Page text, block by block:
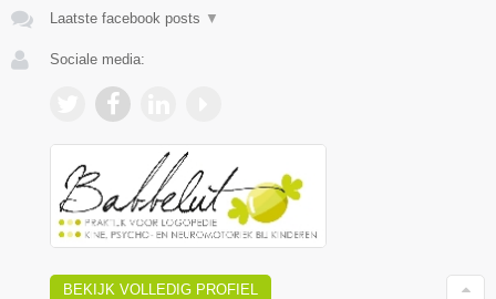
Laatste facebook posts ▼
Sociale media:
BEKIJK VOLLEDIG PROFIEL